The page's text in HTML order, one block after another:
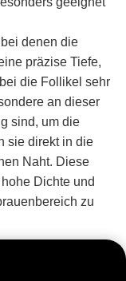
bei denen die
präzise Tiefe,
die Follikel sehr
an dieser
sind, um die
sie direkt in die
Naht. Diese
Dichte und
zu